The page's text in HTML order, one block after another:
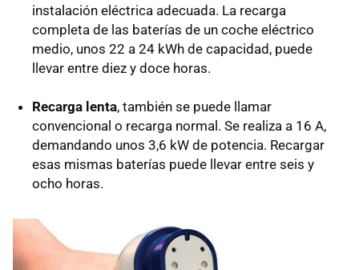
instalación eléctrica adecuada. La recarga
completa de las baterías de un coche eléctrico
medio, unos 22 a 24 kWh de capacidad, puede
llevar entre diez y doce horas.
Recarga lenta, también se puede llamar
convencional o recarga normal. Se realiza a 16 A,
demandando unos 3,6 kW de potencia. Recargar
esas mismas baterías puede llevar entre seis y
ocho horas.